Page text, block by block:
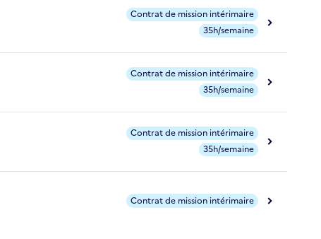
Contrat de mission intérimaire
35h/semaine
Contrat de mission intérimaire
35h/semaine
Contrat de mission intérimaire
35h/semaine
Contrat de mission intérimaire